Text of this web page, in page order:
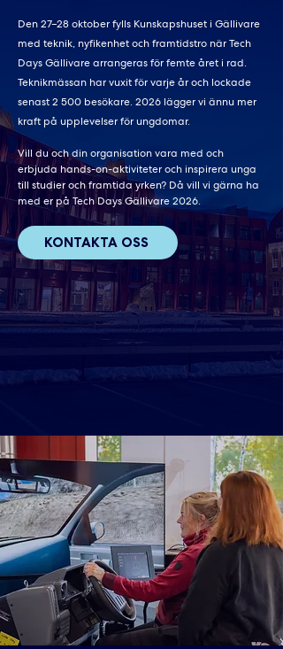
Den 27–28 oktober fylls Kunskapshuset i Gällivare
med teknik, nyfikenhet och framtidstro när Tech
Days Gällivare arrangeras för femte året i rad.
Teknikmässan har vuxit för varje år och lockade
senast 2 500 besökare. 2026 lägger vi ännu mer
kraft på upplevelser för ungdomar.
Vill du och din organisation vara med och
erbjuda hands-on-aktiviteter och inspirera unga
till studier och framtida yrken? Då vill vi gärna ha
med er på Tech Days Gällivare 2026.
KONTAKTA OSS